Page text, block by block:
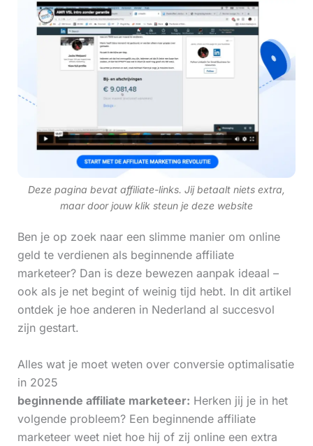
Deze pagina bevat affiliate-links. Jij betaalt niets extra,
maar door jouw klik steun je deze website
Ben je op zoek naar een slimme manier om online
geld te verdienen als beginnende affiliate
marketeer? Dan is deze bewezen aanpak ideaal –
ook als je net begint of weinig tijd hebt. In dit artikel
ontdek je hoe anderen in Nederland al succesvol
zijn gestart.
Alles wat je moet weten over conversie optimalisatie
in 2025
beginnende affiliate marketeer: Herken jij je in het
volgende probleem? Een beginnende affiliate
marketeer weet niet hoe hij of zij online een extra